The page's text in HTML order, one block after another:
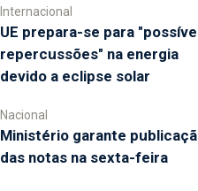
Internacional
UE prepara-se para
repercussões" na energia
devido a eclipse solar
Nacional
Ministério garante
das notas na sexta-feira